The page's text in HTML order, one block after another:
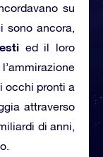
su
sono ancora,
ed il loro
occhi pronti a
attraverso
di anni,